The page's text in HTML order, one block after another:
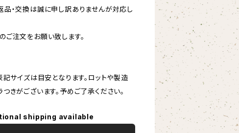
品・交換は誠に申し訳ありませんが対応し
ご注文をお願い致します。
記サイズは目安となります。ロットや製造
きがございます。予めご了承ください。
shipping available